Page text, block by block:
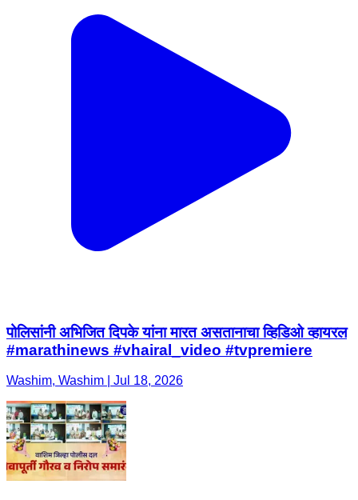
पोलिसांनी अभिजित दिपके यांना मारत असतानाचा व्हिडिओ व्हायरल
#marathinews #vhairal_video #tvpremiere
Washim, Washim | Jul 18, 2026